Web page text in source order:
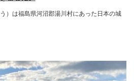
）は福島県河沼郡湯川村にあった日本の城